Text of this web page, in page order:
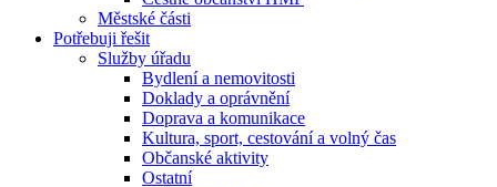
Městské části
Potřebuji řešit
Služby úřadu
Bydlení a nemovitosti
Doklady a oprávnění
Doprava a komunikace
Kultura, sport, cestování a volný čas
Občanské aktivity
Ostatní